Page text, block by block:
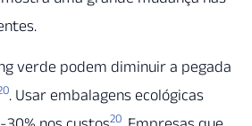
verde podem diminuir a pegada
. Usar embalagens ecológicas
20